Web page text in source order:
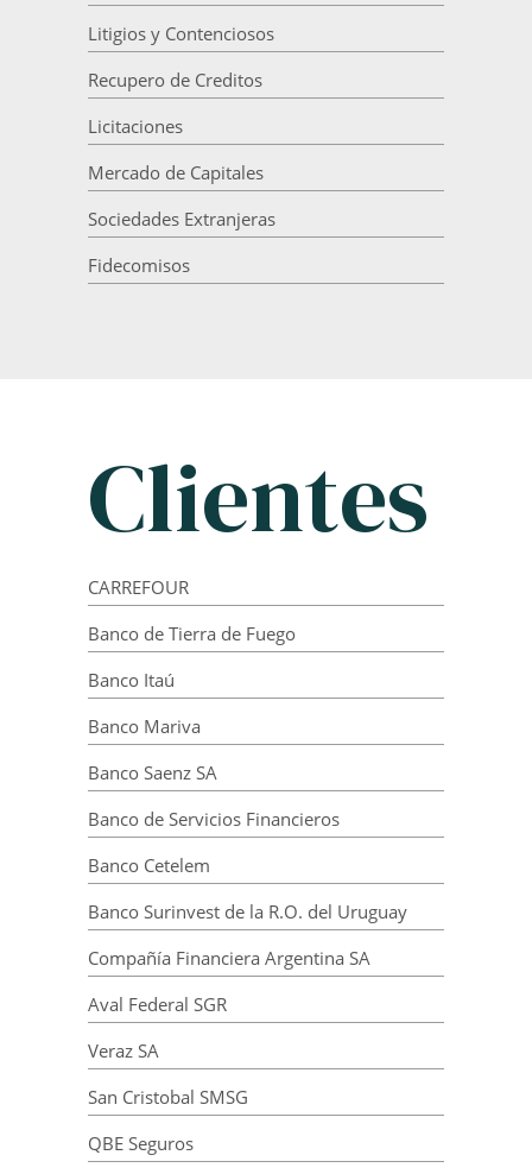
Litigios y Contenciosos
Recupero de Creditos
Licitaciones
Mercado de Capitales
Sociedades Extranjeras
Fidecomisos
Clientes
CARREFOUR
Banco de Tierra de Fuego
Banco Itaú
Banco Mariva
Banco Saenz SA
Banco de Servicios Financieros
Banco Cetelem
Banco Surinvest de la R.O. del Uruguay
Compañía Financiera Argentina SA
Aval Federal SGR
Veraz SA
San Cristobal SMSG
QBE Seguros